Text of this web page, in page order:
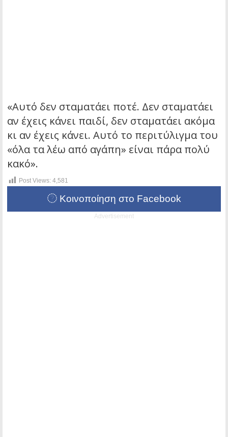
«Αυτό δεν σταματάει ποτέ. Δεν σταματάει
αν έχεις κάνει παιδί, δεν σταματάει ακόμα
κι αν έχεις κάνει. Αυτό το περιτύλιγμα του
«όλα τα λέω από αγάπη» είναι πάρα πολύ
κακό».
Post Views: 4,581
Κοινοποίηση στο Facebook
Advertisement